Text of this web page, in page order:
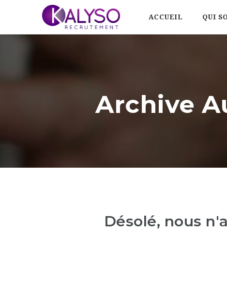
ACCUEIL QUI
Archive
Désolé, nous